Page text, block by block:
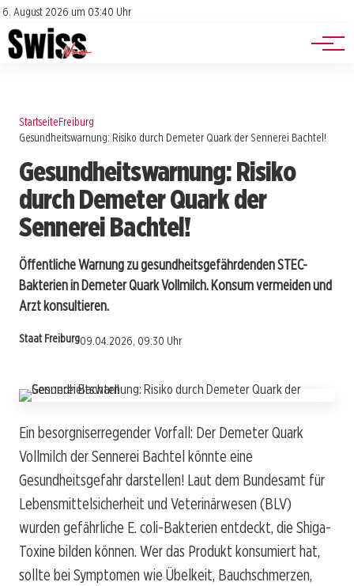
6. August 2026 um 03:40 Uhr
Impressum
Datenschutz
Jobs
Events
StartseiteFreiburg
Gesundheitswarnung: Risiko durch Demeter Quark der Sennerei Bachtel!
Gesundheitswarnung: Risiko
durch Demeter Quark der
Sennerei Bachtel!
Öffentliche Warnung zu gesundheitsgefährdenden STEC-
Bakterien in Demeter Quark Vollmilch. Konsum vermeiden und
Arzt konsultieren.
Staat Freiburg09.04.2026, 09:30 Uhr
Ein besorgniserregender Vorfall: Der Demeter Quark
Vollmilch der Sennerei Bachtel könnte eine
Gesundheitsgefahr darstellen! Laut dem Bundesamt für
Lebensmittelsicherheit und Veterinärwesen (BLV)
wurden gefährliche E. coli-Bakterien entdeckt, die Shiga-
Toxine bilden können. Wer das Produkt konsumiert hat,
sollte bei Symptomen wie Übelkeit, Bauchschmerzen,